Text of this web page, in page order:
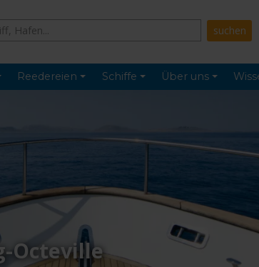
Reedereien Schiffe Über uns
Octeville